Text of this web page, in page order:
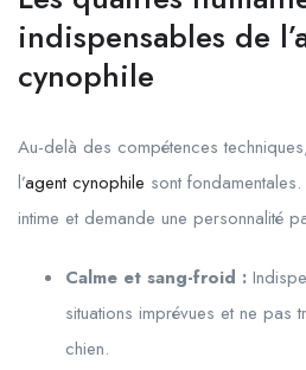
indispensables de
cynophile
Au-delà des compétences
l’agent cynophile sont
intime et demande une personnalité
Calme et sang-froid :
situations imprévues et ne pas
chien.